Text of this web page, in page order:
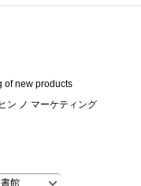
of new products
ン ノ マーケティング
館